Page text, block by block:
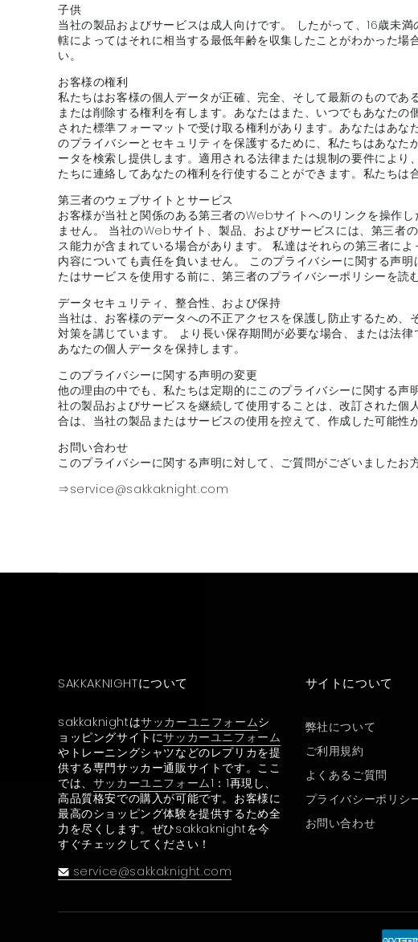
子供
当社の製品およびサービスは成人向けです。 したがって、16歳未
轄によってはそれに相当する最低年齢を収集したことがわかった
い。
お客様の権利
私たちはお客様の個人データが正確、完全、そして最新のもので
または削除する権利を有します。あなたはまた、いつでもあなた
された標準フォーマットで受け取る権利があります。あなたはあ
のプライバシーとセキュリティを保護するために、私たちはあな
ータを検索し提供します。適用される法律または規制の要件によ
たちに連絡してあなたの権利を行使することができます。私たち
第三者のウェブサイトとサービス
お客様が当社と関係のある第三者のWebサイトへのリンクを操作
ません。 当社のWebサイト、製品、およびサービスには、第三
ス能力が含まれている場合があります。 私達はそれらの第三者に
内容についても責任を負いません。 このプライバシーに関する声
たはサービスを使用する前に、第三者のプライバシーポリシーを読
データセキュリティ、整合性、および保持
当社は、お客様のデータへの不正アクセスを保護し防止するため
対策を講じています。 より長い保存期間が必要な場合、または法
あなたの個人データを保持します。
このプライバシーに関する声明の変更
他の理由の中でも、私たちは定期的にこのプライバシーに関する
社の製品およびサービスを継続して使用することは、改訂された
合は、当社の製品またはサービスの使用を控えて、作成した可能性
お問い合わせ
このプライバシーに関する声明に対して、ご質問がございましたお
⇒service@sakkaknight.com
SAKKAKNIGHTについて
sakkaknightはサッカーユニフォームシ
ョッピングサイトにサッカーユニフォーム
やトレーニングシャツなどのレプリカを提
供する専門サッカー通販サイトです。ここ
では、 サッカーユニフォーム1：1再現し、
高品質格安での購入が可能です。お客様に
最高のショッピング体験を提供するため全
力を尽くします。ぜひsakkaknightを今
すぐチェックしてください！
service@sakkaknight.com
サイトについて
弊社について
ご利用規約
よくあるご質問
プライバシーポリシ
お問い合わせ